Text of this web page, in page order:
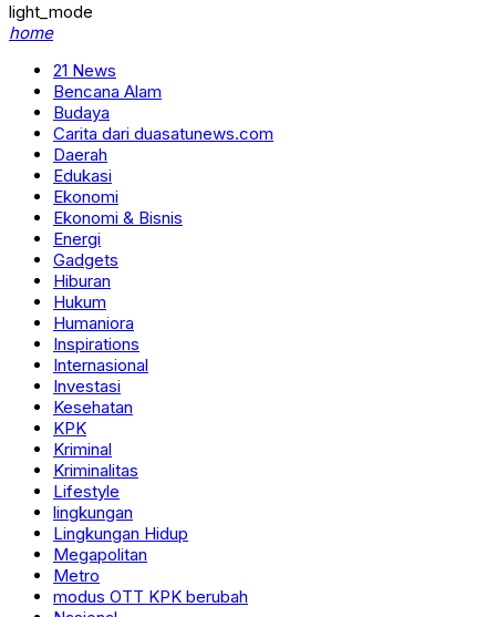
light_mode
home
21 News
Bencana Alam
Budaya
Carita dari duasatunews.com
Daerah
Edukasi
Ekonomi
Ekonomi & Bisnis
Energi
Gadgets
Hiburan
Hukum
Humaniora
Inspirations
Internasional
Investasi
Kesehatan
KPK
Kriminal
Kriminalitas
Lifestyle
lingkungan
Lingkungan Hidup
Megapolitan
Metro
modus OTT KPK berubah